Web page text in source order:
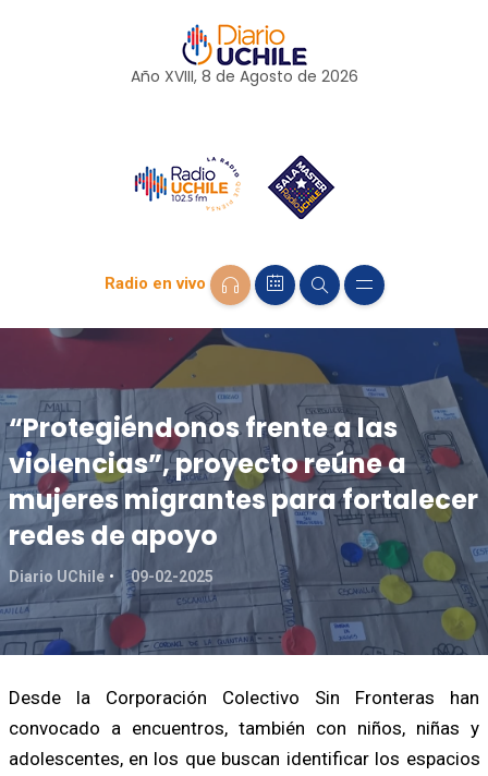
Año XVIII, 8 de Agosto de 2026
Radio en vivo
“Protegiéndonos frente a las
violencias”, proyecto reúne a
mujeres migrantes para fortalecer
redes de apoyo
Diario UChile 09-02-2025
Desde la Corporación Colectivo Sin Fronteras han
convocado a encuentros, también con niños, niñas y
adolescentes, en los que buscan identificar los espacios